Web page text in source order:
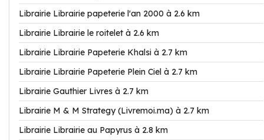
Librairie Librairie papeterie l'an 2000 à 2.6 km
Librairie Librairie le roitelet à 2.6 km
Librairie Librairie Papeterie Khalsi à 2.7 km
Librairie Librairie Papeterie Plein Ciel à 2.7 km
Librairie Gauthier Livres à 2.7 km
Librairie M & M Strategy (Livremoi.ma) à 2.7 km
Librairie Librairie au Papyrus à 2.8 km